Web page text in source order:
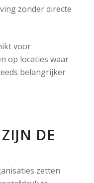
zonder directe
voor
op locaties waar
belangrijker
DE
zetten